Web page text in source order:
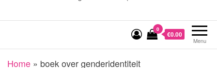
Menu
0
€0.00
Home » boek over genderidentiteit